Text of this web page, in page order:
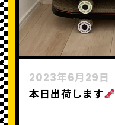
2023年6月29日
本日出荷します